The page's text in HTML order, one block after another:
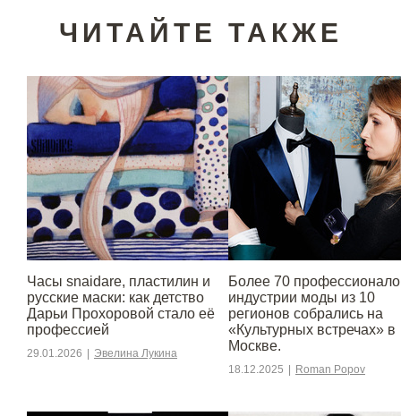
ЧИТАЙТЕ ТАКЖЕ
Часы snaidare, пластилин и
русские маски: как детство
Дарьи Прохоровой стало её
профессией
29.01.2026 Эвелина Лукина
Более 70
индустрии моды из 10
регионов собрались на
«Культурных встречах» в
Москве.
18.12.2025 Roman Popov